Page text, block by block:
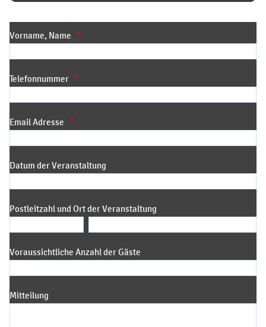
Vorname, Name *
Telefonnummer *
Email Adresse *
Datum der Veranstaltung
Postleitzahl und Ort der Veranstaltung
Voraussichtliche Anzahl der Gäste
Mitteilung